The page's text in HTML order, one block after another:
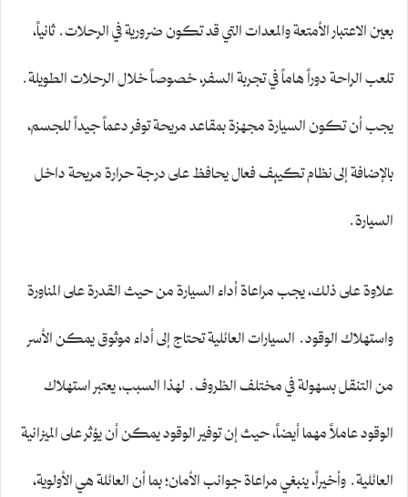
بعين الاعتبار الأمتعة والمعدات التي قد تكون ضرورية في الرحلات. ثانياً،
تلعب الراحة دوراً هاماً في تجربة السفر، خصوصاً خلال الرحلات الطويلة.
يجب أن تكون السيارة مجهزة بمقاعد مريحة توفر دعماً جيداً للجسم،
بالإضافة إلى نظام تكييف فعال يحافظ على درجة حرارة مريحة داخل
السيارة.
علاوة على ذلك، يجب مراعاة أداء السيارة من حيث القدرة على المناورة
واستهلاك الوقود. السيارات العائلية تحتاج إلى أداء موثوق يمكن الأسر
من التنقل بسهولة في مختلف الظروف. لهذا السبب، يعتبر استهلاك
الوقود عاملاً مهما أيضاً، حيث إن توفير الوقود يمكن أن يؤثر على الميزانية
العائلية. وأخيراً، ينبغي مراعاة جوانب الأمان؛ بما أن العائلة هي الأولوية،